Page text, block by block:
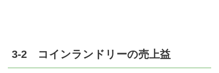
3-2 コインランドリーの売上益